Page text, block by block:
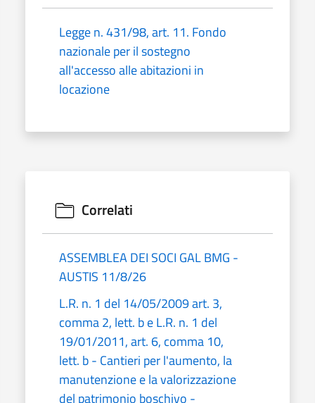
Legge n. 431/98, art. 11. Fondo
nazionale per il sostegno
all'accesso alle abitazioni in
locazione
Correlati
ASSEMBLEA DEI SOCI GAL BMG -
AUSTIS 11/8/26
L.R. n. 1 del 14/05/2009 art. 3,
comma 2, lett. b e L.R. n. 1 del
19/01/2011, art. 6, comma 10,
lett. b - Cantieri per l'aumento, la
manutenzione e la valorizzazione
del patrimonio boschivo -